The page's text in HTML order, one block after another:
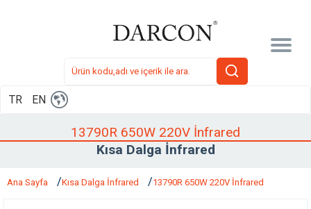
TR EN
13790R 650W 220V İnfrared
Kısa Dalga İnfrared
Ana Sayfa Kısa Dalga İnfrared 13790R 650W 220V İnfrared